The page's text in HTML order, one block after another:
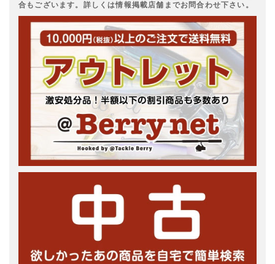
合もございます。詳しくは情報掲載店舗までお問合わせ下さい。